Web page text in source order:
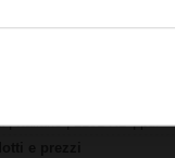
| Italiano | 2191 KB | pdf